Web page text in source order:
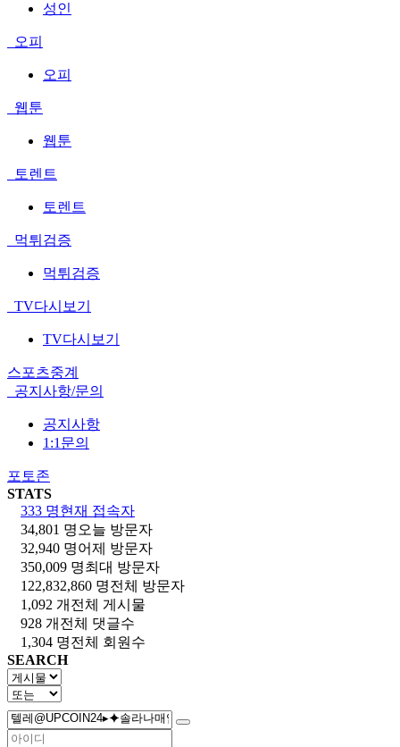
성인
오피
오피
웹툰
웹툰
토렌트
토렌트
먹튀검증
먹튀검증
TV다시보기
TV다시보기
스포츠중계
공지사항/문의
공지사항
1:1문의
포토존
STATS
333 명현재 접속자
34,801 명 오늘 방문자
32,940 명어제 방문자
350,009 명최대 방문자
122,832,860 명전체 방문자
1,092 개 전체 게시물
928 개 전체 댓글수
1,304 명전체 회원수
SEARCH